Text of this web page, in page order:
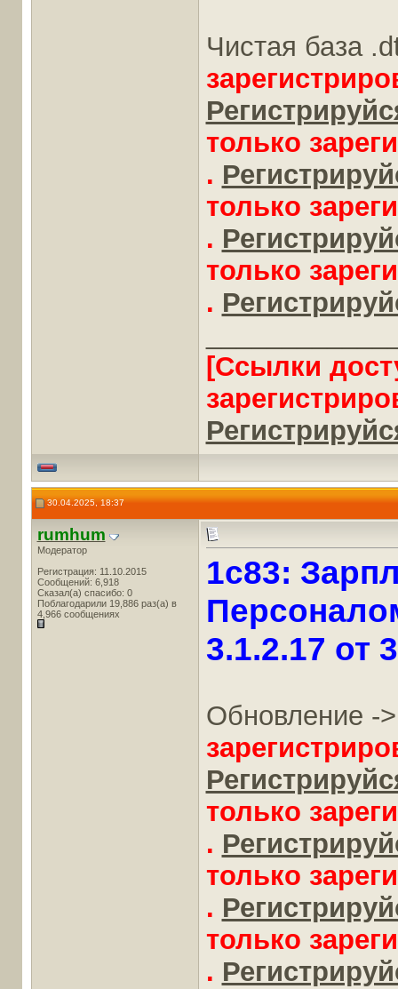
Чистая база
только
.
только
.
только
.
[Ссылки
30.04.2025, 18:37
rumhum
Модератор
Регистрация: 11.10.2015
Сообщений: 6,918
Сказал(а) спасибо: 0
Поблагодарили 19,886 раз(а) в
4,966 сообщениях
1c83:
3.1.2.17 от
Обновление -
только
.
только
.
только
.